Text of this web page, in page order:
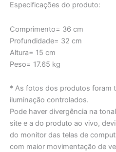
Especificações do produto:
Comprimento= 36 cm
Profundidade= 32 cm
Altura= 15 cm
Peso= 17.65 kg
* As fotos dos produtos foram
iluminação controlados.
Pode haver divergência na
site e a do produto ao vivo,
do monitor das telas de
com maior movimentação de